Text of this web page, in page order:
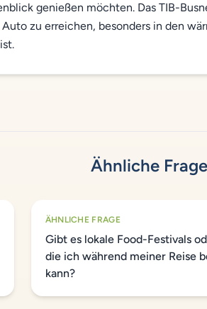
genießen möchten. Das TIB-
zu erreichen, besonders in den
Ähnliche
ÄHNLICHE FRAGE
Gibt es lokale Food-Festivals
die ich während meiner Reise
kann?